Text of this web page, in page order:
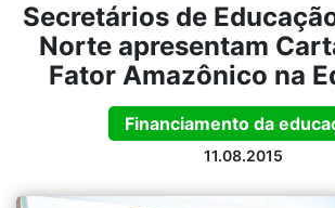
Secretários de
Norte apresentam
Fator Amazônico na
Financiamento da
11.08.2015